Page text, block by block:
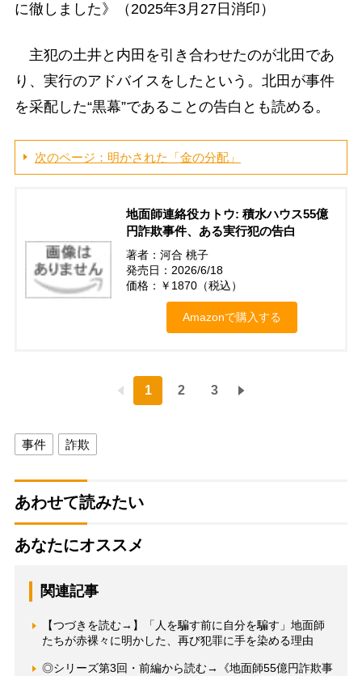
に徹しました》（2025年3月27日消印）
主犯の土井と内田を引き合わせたのが北田であ
り、実行のアドバイスをしたという。北田が事件
を采配した“黒幕”であることの告白とも読める。
次のページ：明かされた「金の分配」
地面師連絡役カトウ: 積水ハウス55億
円詐欺事件、ある実行犯の告白
著者：河合 桃子
発売日：2026/6/18
価格：￥1870（税込）
Amazonで購入する
1 2 3
事件 詐欺
あわせて読みたい
あなたにオススメ
関連記事
【つづきを読む→】「人を騙す前に自分を騙す」地面師
たちが赤裸々に明かした、再び犯罪に手を染める理由
◎シリーズ第3回・前編から読む→《地面師55億円詐欺事